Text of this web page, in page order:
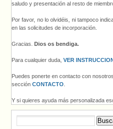
saludo y presentación al resto de
Por favor, no lo olvidéis, ni tampoco
en las solicitudes de incorporación.
Gracias. Dios os bendiga.
Para cualquier duda, VER
Puedes ponerte en contacto con
sección CONTACTO
Y si quieres ayuda más personalizada